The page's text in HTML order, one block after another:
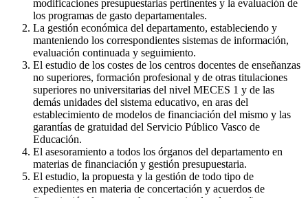
modificaciones presupuestarias pertinentes y la evaluación de
los programas de gasto departamentales.
La gestión económica del departamento, estableciendo y
manteniendo los correspondientes sistemas de información,
evaluación continuada y seguimiento.
El estudio de los costes de los centros docentes de enseñanzas
no superiores, formación profesional y de otras titulaciones
superiores no universitarias del nivel MECES 1 y de las
demás unidades del sistema educativo, en aras del
establecimiento de modelos de financiación del mismo y las
garantías de gratuidad del Servicio Público Vasco de
Educación.
El asesoramiento a todos los órganos del departamento en
materias de financiación y gestión presupuestaria.
El estudio, la propuesta y la gestión de todo tipo de
expedientes en materia de concertación y acuerdos de